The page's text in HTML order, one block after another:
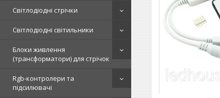
Світлодіодні стрічки
Світлодіодні світильники
Блоки живлення
(трансформатори) для стрічок
Rgb-контролери та
підсилювачі